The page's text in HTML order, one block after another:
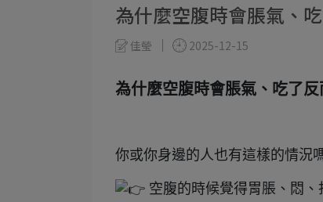
為什麼空腹時會脹氣、
佳瑩 2025-12-15
為什麼空腹時會脹氣、吃了
你或你身邊的人也有這樣的情況
空腹的時候覺得胃脹、悶